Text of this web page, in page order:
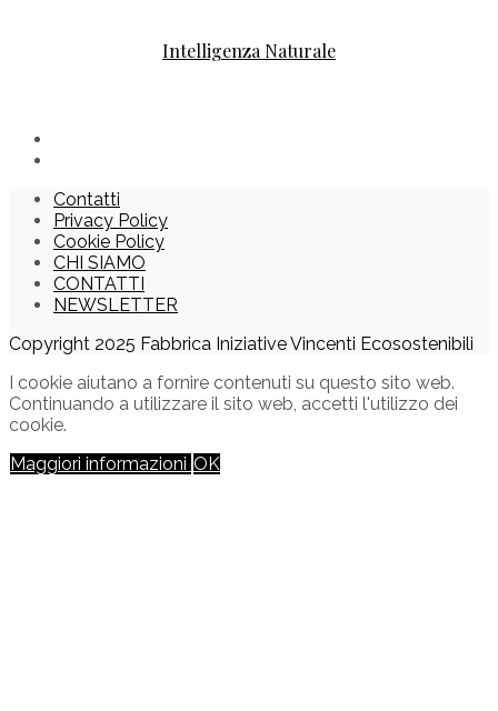
Intelligenza Naturale
Contatti
Privacy Policy
Cookie Policy
CHI SIAMO
CONTATTI
NEWSLETTER
Copyright 2025 Fabbrica Iniziative Vincenti Ecosostenibili
I cookie aiutano a fornire contenuti su questo sito web.
Continuando a utilizzare il sito web, accetti l'utilizzo dei
cookie.
Maggiori informazioni OK